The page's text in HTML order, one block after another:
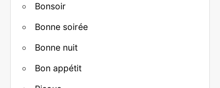
Bonsoir
Bonne soirée
Bonne nuit
Bon appétit